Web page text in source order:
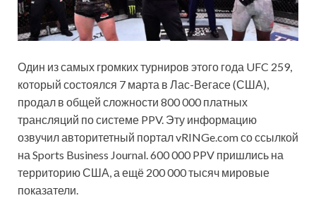
Один из самых громких турниров этого года UFC 259,
который состоялся 7 марта в Лас-Вегасе (США),
продал в общей сложности 800 000 платных
трансляций по системе PPV. Эту информацию
озвучил авторитетный портал vRINGe.com со ссылкой
на Sports Business Journal. 600 000 PPV пришлись на
территорию США, а ещё 200000 тысяч мировые
показатели.